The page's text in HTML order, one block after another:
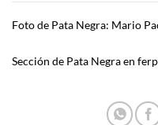
Foto de Pata Negra: Mario
Sección de Pata Negra en